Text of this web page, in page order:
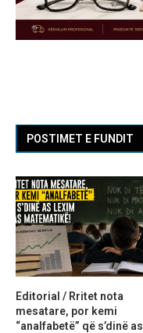
POSTIMET E FUNDIT
Editorial / Rritet nota
mesatare, por kemi
“analfabetë” që s’dinë as